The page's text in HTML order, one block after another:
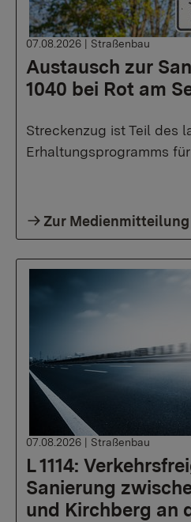
Austausch zur
1040 bei Rot am
07.08.2026 | Straßenbau
Streckenzug ist Teil des
Erhaltungsprogramms
Zur Medienmitteilung
L 1114:
Sanierung
und Kirchberg an
07.08.2026 | Straßenbau